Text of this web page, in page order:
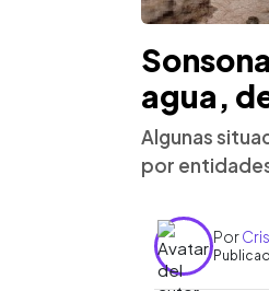
agua,
Algunas
por
Por